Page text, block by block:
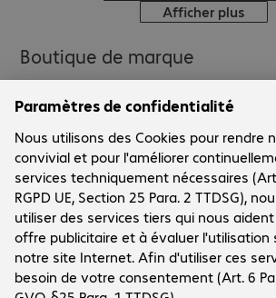
Afficher plus
Boutique de marque
Le groupe